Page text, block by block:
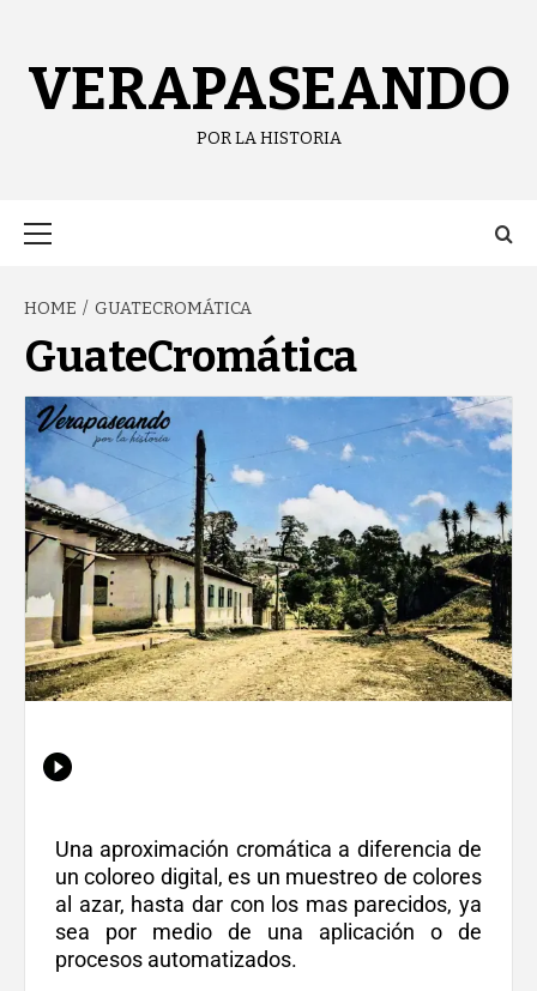
VERAPASEANDO
POR LA HISTORIA
HOME GUATECROMÁTICA
GuateCromática
Una aproximación cromática a diferencia de
un coloreo digital, es un muestreo de colores
al azar, hasta dar con los mas parecidos, ya
sea por medio de una aplicación o de
procesos automatizados.